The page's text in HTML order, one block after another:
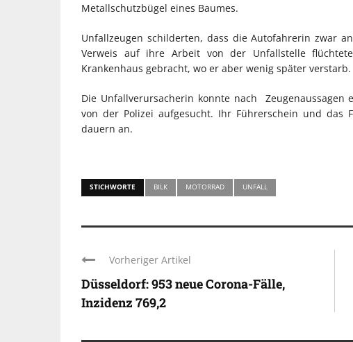
Metallschutzbügel eines Baumes.
Unfallzeugen schilderten, dass die Autofahrerin zwar
Verweis auf ihre Arbeit von der Unfallstelle
Krankenhaus gebracht, wo er aber wenig später verstarb.
Die Unfallverursacherin konnte nach
von der Polizei aufgesucht. Ihr Führerschein und das
dauern an.
STICHWORTE BILK MOTORRAD UNFALL
Vorheriger Artikel
Düsseldorf: 953 neue Corona-Fälle,
Inzidenz 769,2